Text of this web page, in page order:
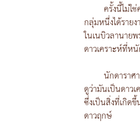
ครั้งนี้ไม่ใ
กลุ่มหนึ่งได้ราย
ในเนบิวลานาย
ดาวเคราะห์ที่ห
นักดาราศ
ดูว่ามันเป็นดาว
ซึ่งเป็นสิ่งที่เกิด
ดาวฤกษ์